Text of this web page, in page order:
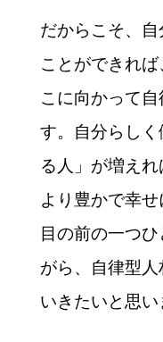
だからこそ、自
ことができれ
こに向かって
す。自分らし
る人」が増え
より豊かで幸
目の前の一つ
がら、自律型
いきたいと思い